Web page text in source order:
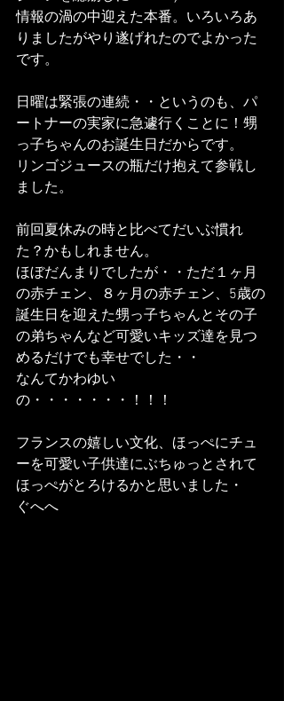
情報の渦の中迎えた本番。いろいろあ
りましたがやり遂げれたのでよかった
です。
日曜は緊張の連続・・というのも、パ
ートナーの実家に急遽行くことに！甥
っ子ちゃんのお誕生日だからです。
リンゴジュースの瓶だけ抱えて参戦し
ました。
前回夏休みの時と比べてだいぶ慣れ
た？かもしれません。
ほぼだんまりでしたが・・ただ１ヶ月
の赤チェン、８ヶ月の赤チェン、5歳の
誕生日を迎えた甥っ子ちゃんとその子
の弟ちゃんなど可愛いキッズ達を見つ
めるだけでも幸せでした・・
なんてかわゆい
の・・・・・・・！！！
フランスの嬉しい文化、ほっぺにチュ
ーを可愛い子供達にぶちゅっとされて
ほっぺがとろけるかと思いました・
ぐへへ